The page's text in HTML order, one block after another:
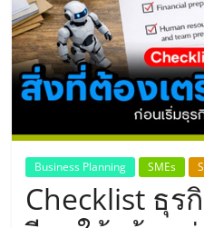
ประเทศไ
รวม
ธุรกิจ
เอ
Business Planning SMEs
Checklist ธุร